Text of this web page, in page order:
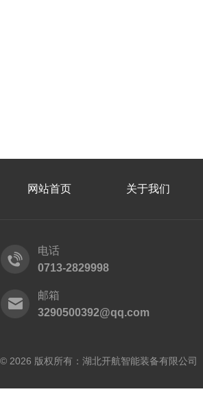
网站首页 关于我们
电话
0713-2829998
邮箱
3290500392@qq.com
© 2026 版权所有：湖北开航智能装备有限公司